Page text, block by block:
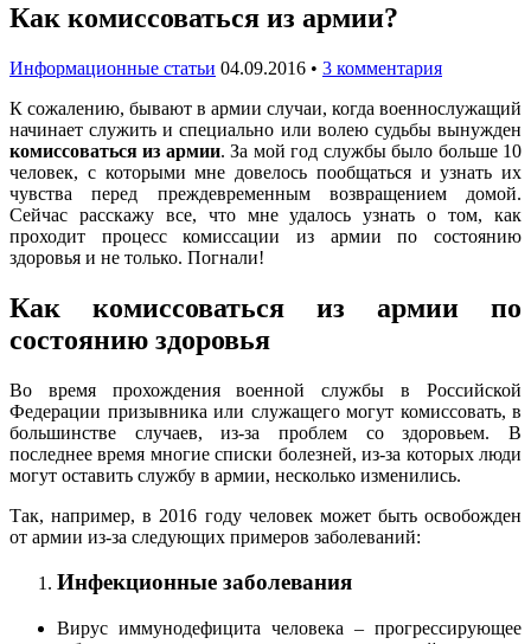
Как комиссоваться из армии?
Информационные статьи 04.09.2016 • 3 комментария
К сожалению, бывают в армии случаи, когда военнослужащий
начинает служить и специально или волею судьбы вынужден
комиссоваться из армии. За мой год службы было больше 10
человек, с которыми мне довелось пообщаться и узнать их
чувства перед преждевременным возвращением домой.
Сейчас расскажу все, что мне удалось узнать о том, как
проходит процесс комиссации из армии по состоянию
здоровья и не только. Погнали!
Как комиссоваться из армии по
состоянию здоровья
Во время прохождения военной службы в Российской
Федерации призывника или служащего могут комиссовать, в
большинстве случаев, из-за проблем со здоровьем. В
последнее время многие списки болезней, из-за которых люди
могут оставить службу в армии, несколько изменились.
Так, например, в 2016 году человек может быть освобожден
от армии из-за следующих примеров заболеваний:
Инфекционные заболевания
Вирус иммунодефицита человека – прогрессирующее